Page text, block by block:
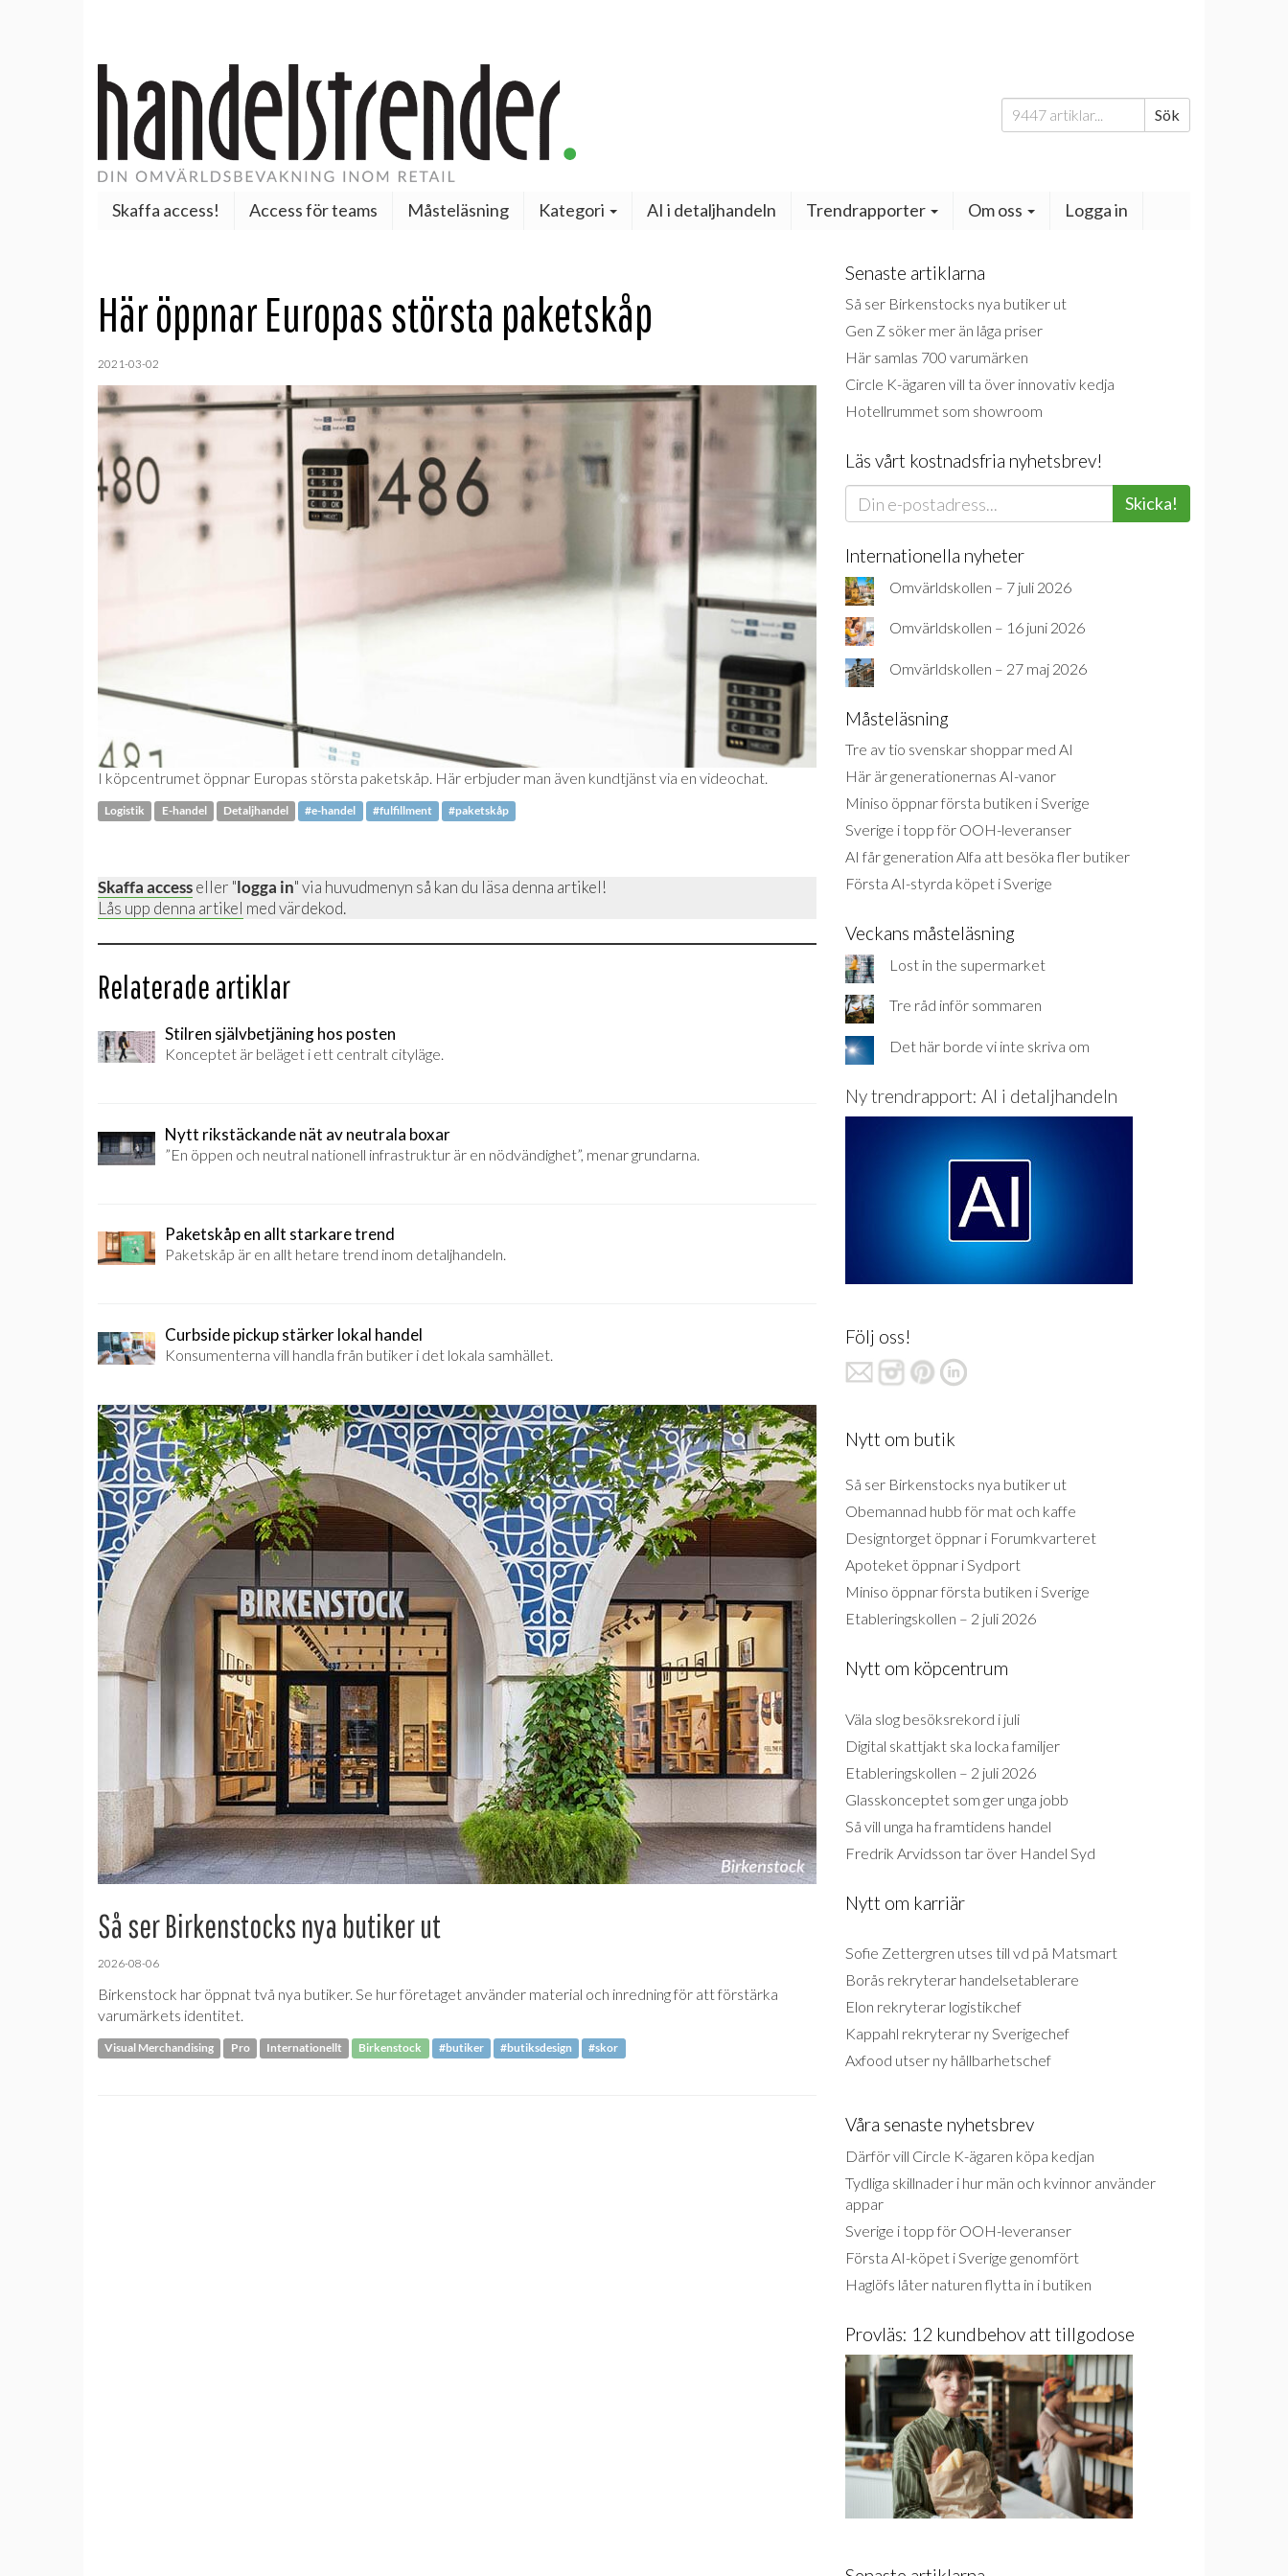
Sök
efter:
Sök
Skaffa access! Access för teams Måsteläsning Kategori AI i detaljhandeln Trendrapporter Om oss Logga in
Här öppnar Europas största paketskåp
2021-03-02
I köpcentrumet öppnar Europas största paketskåp. Här erbjuder man även kundtjänst via en videochat.
Logistik E-handel Detaljhandel #e-handel #fulfillment #paketskåp
Skaffa accesseller "logga in" via huvudmenyn så kan du läsa denna artikel!
Lås upp denna artikel med värdekod.
Relaterade artiklar
Stilren självbetjäning hos posten
Konceptet är beläget i ett centralt cityläge.
Nytt rikstäckande nät av neutrala boxar
”En öppen och neutral nationell infrastruktur är en nödvändighet”, menar grundarna.
Paketskåp en allt starkare trend
Paketskåp är en allt hetare trend inom detaljhandeln.
Curbside pickup stärker lokal handel
Konsumenterna vill handla från butiker i det lokala samhället.
Så ser Birkenstocks nya butiker ut
2026-08-06
Birkenstock har öppnat två nya butiker. Se hur företaget använder material och inredning för att förstärka
varumärkets identitet.
Visual Merchandising Pro Internationellt Birkenstock #butiker #butiksdesign #skor
Senaste artiklarna
Så ser Birkenstocks nya butiker ut
Gen Z söker mer än låga priser
Här samlas 700 varumärken
Circle K-ägaren vill ta över innovativ kedja
Hotellrummet som showroom
Läs vårt kostnadsfria nyhetsbrev!
Skicka!
Internationella nyheter
Omvärldskollen – 7 juli 2026
Omvärldskollen – 16 juni 2026
Omvärldskollen – 27 maj 2026
Måsteläsning
Tre av tio svenskar shoppar med AI
Här är generationernas AI-vanor
Miniso öppnar första butiken i Sverige
Sverige i topp för OOH-leveranser
AI får generation Alfa att besöka fler butiker
Första AI-styrda köpet i Sverige
Veckans måsteläsning
Lost in the supermarket
Tre råd inför sommaren
Det här borde vi inte skriva om
Ny trendrapport: AI i detaljhandeln
Följ oss!
Nytt om butik
Så ser Birkenstocks nya butiker ut
Obemannad hubb för mat och kaffe
Designtorget öppnar i Forumkvarteret
Apoteket öppnar i Sydport
Miniso öppnar första butiken i Sverige
Etableringskollen – 2 juli 2026
Nytt om köpcentrum
Väla slog besöksrekord i juli
Digital skattjakt ska locka familjer
Etableringskollen – 2 juli 2026
Glasskonceptet som ger unga jobb
Så vill unga ha framtidens handel
Fredrik Arvidsson tar över Handel Syd
Nytt om karriär
Sofie Zettergren utses till vd på Matsmart
Borås rekryterar handelsetablerare
Elon rekryterar logistikchef
Kappahl rekryterar ny Sverigechef
Axfood utser ny hållbarhetschef
Våra senaste nyhetsbrev
Därför vill Circle K-ägaren köpa kedjan
Tydliga skillnader i hur män och kvinnor använder
appar
Sverige i topp för OOH-leveranser
Första AI-köpet i Sverige genomfört
Haglöfs låter naturen flytta in i butiken
Provläs: 12 kundbehov att tillgodose